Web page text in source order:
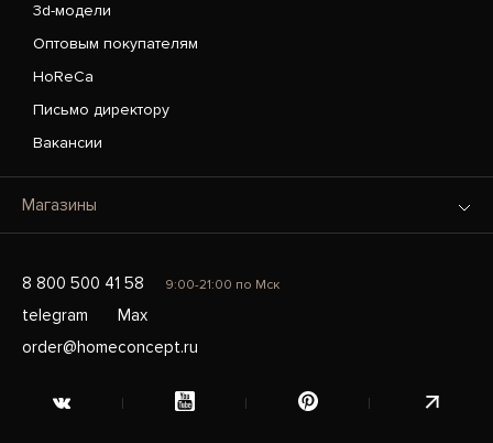
3d-модели
Оптовым покупателям
HoReCa
Письмо директору
Вакансии
Магазины
8 800 500 41 58 9:00-21:00 по Мск
telegram
Max
order@homeconcept.ru